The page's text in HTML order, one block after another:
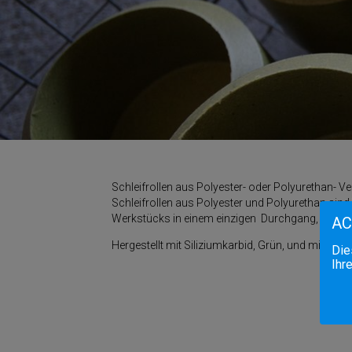
Schleifrollen aus Polyester- oder Polyurethan-
Schleifrollen aus Polyester und Polyurethan
Werkstücks in einem einzigen Durchgang,
Hergestellt mit Siliziumkarbid, Grün, und mit